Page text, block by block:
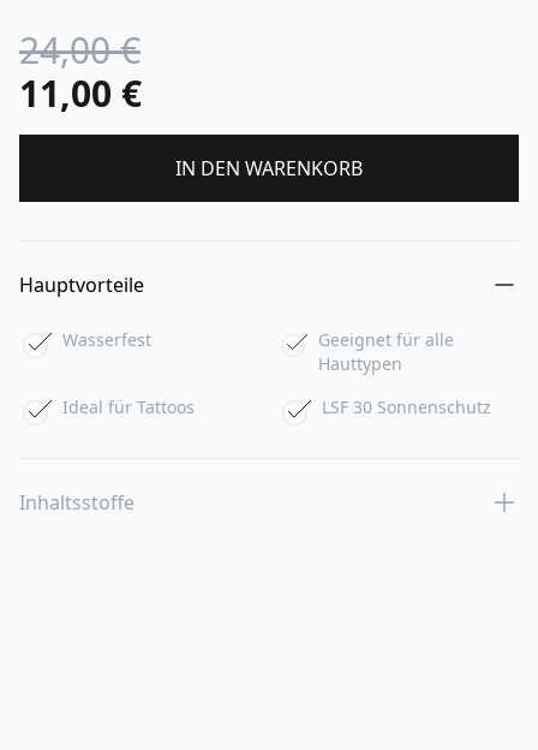
24,00 €
11,00 €
IN DEN WARENKORB
Hauptvorteile
Wasserfest
Geeignet für alle
Hauttypen
Ideal für Tattoos
LSF 30 Sonnenschutz
Inhaltsstoffe